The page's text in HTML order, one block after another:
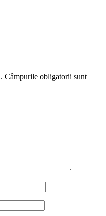
Câmpurile obligatorii sunt